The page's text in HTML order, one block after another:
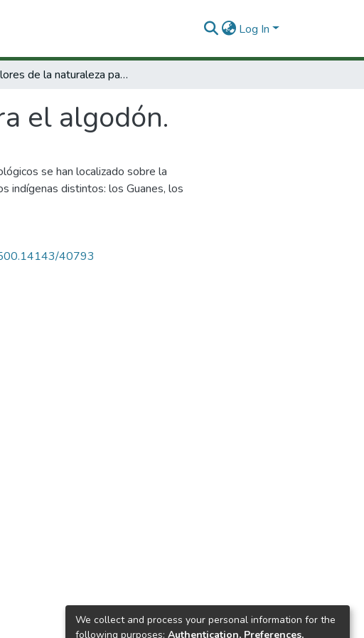
Log In
Colores de la naturaleza para el algodón.
el algodón.
se han localizado sobre la
indígenas distintos: los Guanes, los
40793
We collect and process your personal information for the
following purposes: Authentication, Preferences,